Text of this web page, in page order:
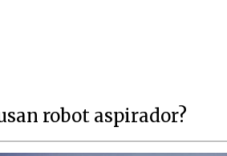
robot aspirador?